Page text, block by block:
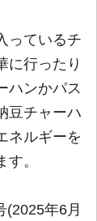
っているチ
に行ったり
ハンかパス
豆チャーハ
ネルギーを
。
(2025年6月